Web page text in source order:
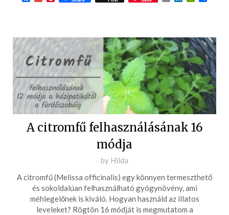
A citromfű felhasználásának 16
módja
Posted
on
2022-
06-
29
by Hilda
A citromfű (Melissa officinalis) egy könnyen termeszthető
és sokoldalúan felhasználható gyógynövény, ami
méhlegelőnek is kiváló. Hogyan használd az illatos
leveleket? Rögtön 16 módját is megmutatom a